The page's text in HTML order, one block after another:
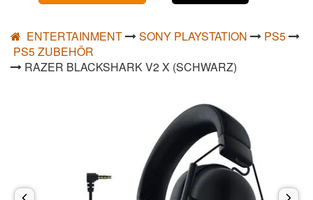
ENTERTAINMENT SONY PLAYSTATION
PS5
PS5 ZUBEHÖR
RAZER BLACKSHARK V2 X (SCHWARZ)